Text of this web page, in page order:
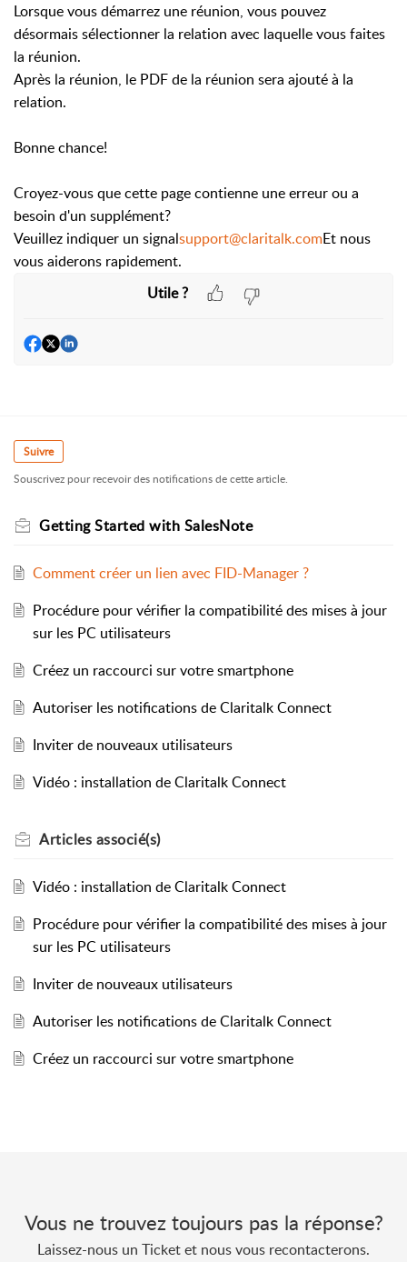
Lorsque vous démarrez une réunion, vous pouvez
désormais sélectionner la relation avec laquelle vous faites
la réunion.
Après la réunion, le PDF de la réunion sera ajouté à la
relation.
Bonne chance!
Croyez-vous que cette page contienne une erreur ou a
besoin d'un supplément?
Veuillez indiquer un signalsupport@claritalk.comEt nous
vous aiderons rapidement.
Utile ?
Suivre
Souscrivez pour recevoir des notifications de cette article.
Getting Started with SalesNote
Comment créer un lien avec FID-Manager ?
Procédure pour vérifier la compatibilité des mises à jour
sur les PC utilisateurs
Créez un raccourci sur votre smartphone
Autoriser les notifications de Claritalk Connect
Inviter de nouveaux utilisateurs
Vidéo : installation de Claritalk Connect
Articles associé(s)
Vidéo : installation de Claritalk Connect
Procédure pour vérifier la compatibilité des mises à jour
sur les PC utilisateurs
Inviter de nouveaux utilisateurs
Autoriser les notifications de Claritalk Connect
Créez un raccourci sur votre smartphone
Vous ne trouvez toujours pas la réponse?
Laissez-nous un Ticket et nous vous recontacterons.